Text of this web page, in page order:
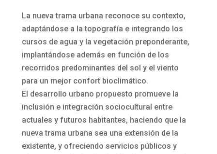
La nueva trama urbana reconoce su contexto,
adaptándose a la topografía e integrando los
cursos de agua y la vegetación preponderante,
implantándose además en función de los
recorridos predominantes del sol y el viento
para un mejor confort bioclimático.
El desarrollo urbano propuesto promueve la
inclusión e integración sociocultural entre
actuales y futuros habitantes, haciendo que la
nueva trama urbana sea una extensión de la
existente, y ofreciendo servicios públicos y